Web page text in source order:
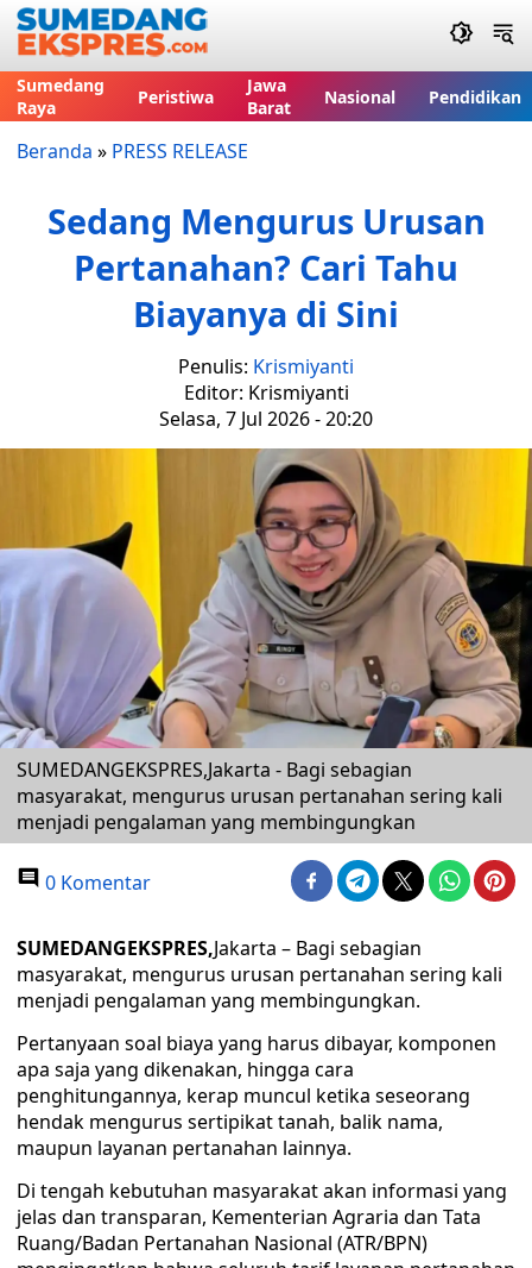
Sumedang
Raya
Peristiwa
Jawa
Barat
Nasional Pendidikan
Beranda » PRESS RELEASE
Sedang Mengurus Urusan
Pertanahan? Cari Tahu
Biayanya di Sini
Penulis: Krismiyanti
Editor: Krismiyanti
Selasa, 7 Jul 2026 - 20:20
SUMEDANGEKSPRES,Jakarta - Bagi sebagian
masyarakat, mengurus urusan pertanahan sering kali
menjadi pengalaman yang membingungkan
0 Komentar
SUMEDANGEKSPRES,Jakarta – Bagi sebagian
masyarakat, mengurus urusan pertanahan sering kali
menjadi pengalaman yang membingungkan.
Pertanyaan soal biaya yang harus dibayar, komponen
apa saja yang dikenakan, hingga cara
penghitungannya, kerap muncul ketika seseorang
hendak mengurus sertipikat tanah, balik nama,
maupun layanan pertanahan lainnya.
Di tengah kebutuhan masyarakat akan informasi yang
jelas dan transparan, Kementerian Agraria dan Tata
Ruang/Badan Pertanahan Nasional (ATR/BPN)